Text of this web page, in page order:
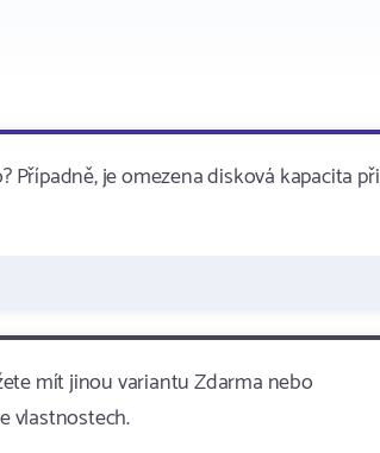
je omezena disková kapacita při
mít jinou variantu Zdarma nebo
vlastnostech.